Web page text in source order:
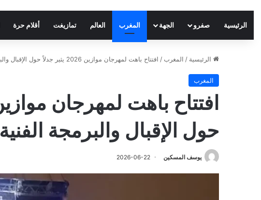
الرئيسية صفرو الجهة المغرب العالم تمازيغت أقلام حرة
الرئيسية / المغرب / افتتاح باهت لمهرجان موازين 2026 يثير جدلاً حول الإقبال والبرمجة الفنية
المغرب
حول الإقبال والبرمجة الفنية
يوسف المسكين 2026-06-22